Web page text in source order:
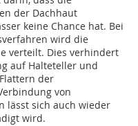
der Dachhaut
keine Chance hat. Bei
wird die
verteilt. Dies verhindert
auf Halteteller und
der
von
lässt sich auch wieder
wird.